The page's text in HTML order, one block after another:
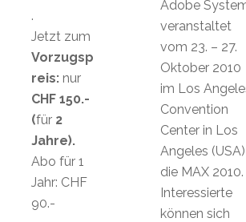
Adobe
veranstaltet
vom 23. – 27.
Oktober 2010
im Los
Convention
Center in Los
Angeles (USA)
die MAX 2010.
Interessierte
können sich
.
Jetzt zum
Vorzugsp
reis: nur
CHF 150.-
(für 2
Jahre).
Abo für 1
Jahr: CHF
90.-